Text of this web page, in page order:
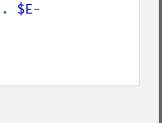
. $E-